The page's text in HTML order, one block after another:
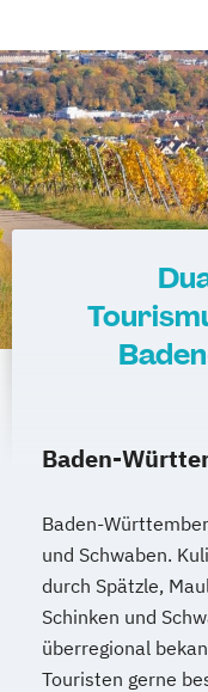
Baden-
Baden-
und Schwaben.
durch Spätzle,
Schinken und
überregional
Touristen gerne